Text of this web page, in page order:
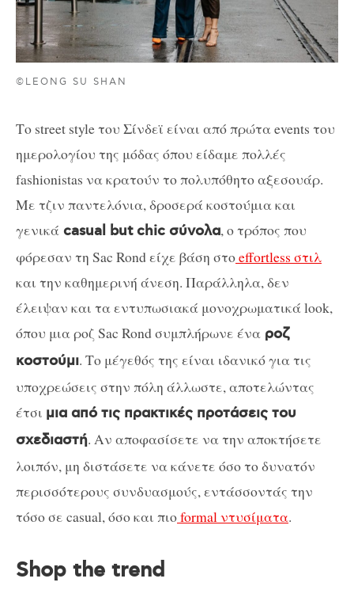
©LEONG SU SHAN
Το street style του Σίνδεϊ είναι από πρώτα events του
ημερολογίου της μόδας όπου είδαμε πολλές
fashionistas να κρατούν το πολυπόθητο αξεσουάρ.
Με τζιν παντελόνια, δροσερά κοστούμια και
γενικά casual but chic σύνολα, ο τρόπος που
φόρεσαν τη Sac Rond είχε βάση στοeffortless στιλ
και την καθημερινή άνεση. Παράλληλα, δεν
έλειψαν και τα εντυπωσιακά μονοχρωματικά look,
όπου μια ροζ Sac Rond συμπλήρωνε ένα ροζ
κοστούμι. Το μέγεθός της είναι ιδανικό για τις
υποχρεώσεις στην πόλη άλλωστε, αποτελώντας
έτσι μια από τις πρακτικές προτάσεις του
σχεδιαστή. Αν αποφασίσετε να την αποκτήσετε
λοιπόν, μη διστάσετε να κάνετε όσο το δυνατόν
περισσότερους συνδυασμούς, εντάσσοντάς την
τόσο σε casual, όσο και πιοformal ντυσίματα.
Shop the trend